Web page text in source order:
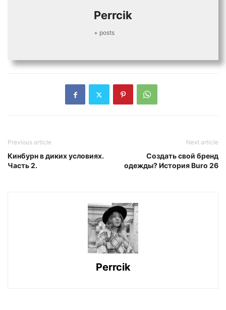
Perrcik
+ posts
Previous article
Кинбурн в диких условиях.
Часть 2.
Next article
Создать свой бренд
одежды? История Buro 26
Perrcik